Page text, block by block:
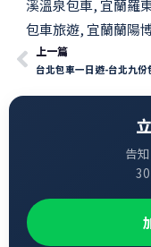
溪溫泉包車, 宜蘭羅
包車旅遊, 宜蘭蘭陽
上一篇
告